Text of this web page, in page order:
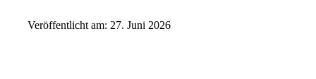
Veröffentlicht am: 27. Juni 2026